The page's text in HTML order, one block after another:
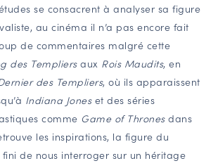
se consacrent à analyser sa figure
au cinéma il n’a pas encore fait
de commentaires malgré cette
des Templiersaux Rois Maudits, en
des Templiers, où ils apparaissent
Indiana Joneset des séries
comme Game of Thronesdans
les inspirations, la figure du
fini de nous interroger sur un héritage